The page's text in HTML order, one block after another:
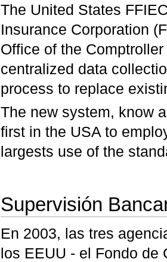
The United States
Insurance Corporation
Office of the
centralized data
process to replace
The new system, know
first in the USA to
largests use of the
Supervisión
En 2003, las tres
los EEUU - el Fondo de